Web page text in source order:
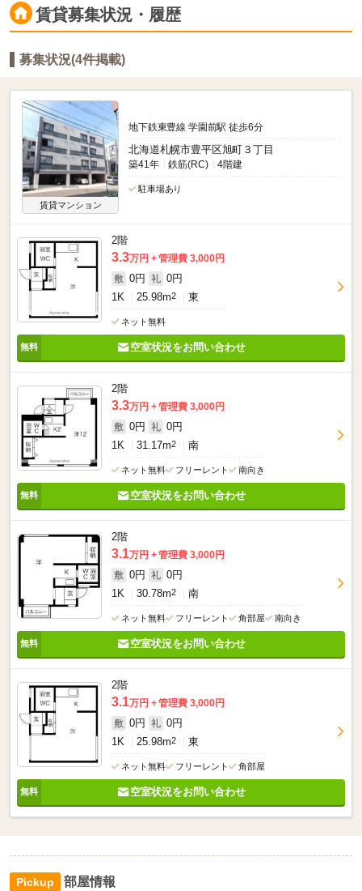
賃貸募集状況・履歴
募集状況(4件掲載)
賃貸マンション
地下鉄東豊線 学園前駅 徒歩6分
北海道札幌市豊平区旭町３丁目
築41年 鉄筋(RC) 4階建
駐車場あり
2階
3.3万円
管理費 3,000円
敷 0円 礼 0円
1K
25.98m2 東
ネット無料
空室状況をお問い合わせ
2階
3.3万円
管理費 3,000円
敷 0円 礼 0円
1K
31.17m2 南
ネット無料 フリーレント 南向き
空室状況をお問い合わせ
2階
3.1万円
管理費 3,000円
敷 0円 礼 0円
1K
30.78m2 南
ネット無料 フリーレント 角部屋 南向き
空室状況をお問い合わせ
2階
3.1万円
管理費 3,000円
敷 0円 礼 0円
1K
25.98m2 東
ネット無料 フリーレント 角部屋
空室状況をお問い合わせ
部屋情報